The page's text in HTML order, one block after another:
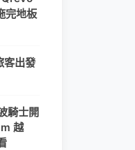
完地板
客出發
騎士開
越